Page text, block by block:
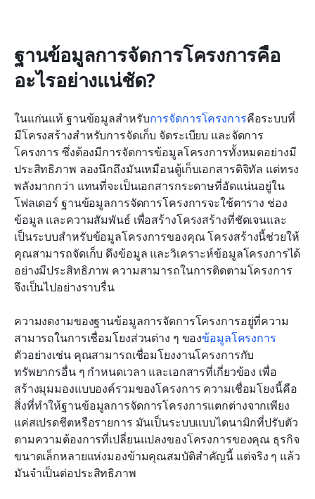
ฐานข้อมูลการจัดการโครงการคือ
อะไรอย่างแน่ชัด?
ในแก่นแท้ ฐานข้อมูลสำหรับการจัดการโครงการคือระบบที่
มีโครงสร้างสำหรับการจัดเก็บ จัดระเบียบ และจัดการ
โครงการ ซึ่งต้องมีการจัดการข้อมูลโครงการทั้งหมดอย่างมี
ประสิทธิภาพ ลองนึกถึงมันเหมือนตู้เก็บเอกสารดิจิทัล แต่ทรง
พลังมากกว่า แทนที่จะเป็นเอกสารกระดาษที่อัดแน่นอยู่ใน
โฟลเดอร์ ฐานข้อมูลการจัดการโครงการจะใช้ตาราง ช่อง
ข้อมูล และความสัมพันธ์ เพื่อสร้างโครงสร้างที่ชัดเจนและ
เป็นระบบสำหรับข้อมูลโครงการของคุณ โครงสร้างนี้ช่วยให้
คุณสามารถจัดเก็บ ดึงข้อมูล และวิเคราะห์ข้อมูลโครงการได้
อย่างมีประสิทธิภาพ ความสามารถในการติดตามโครงการ
จึงเป็นไปอย่างราบรื่น
ความงดงามของฐานข้อมูลการจัดการโครงการอยู่ที่ความ
สามารถในการเชื่อมโยงส่วนต่าง ๆ ของข้อมูลโครงการ
ตัวอย่างเช่น คุณสามารถเชื่อมโยงงานโครงการกับ
ทรัพยากรอื่น ๆ กำหนดเวลา และเอกสารที่เกี่ยวข้อง เพื่อ
สร้างมุมมองแบบองค์รวมของโครงการ ความเชื่อมโยงนี้คือ
สิ่งที่ทำให้ฐานข้อมูลการจัดการโครงการแตกต่างจากเพียง
แค่สเปรดชีตหรือรายการ มันเป็นระบบแบบไดนามิกที่ปรับตัว
ตามความต้องการที่เปลี่ยนแปลงของโครงการของคุณ ธุรกิจ
ขนาดเล็กหลายแห่งมองข้ามคุณสมบัติสำคัญนี้ แต่จริง ๆ แล้ว
มันจำเป็นต่อประสิทธิภาพ